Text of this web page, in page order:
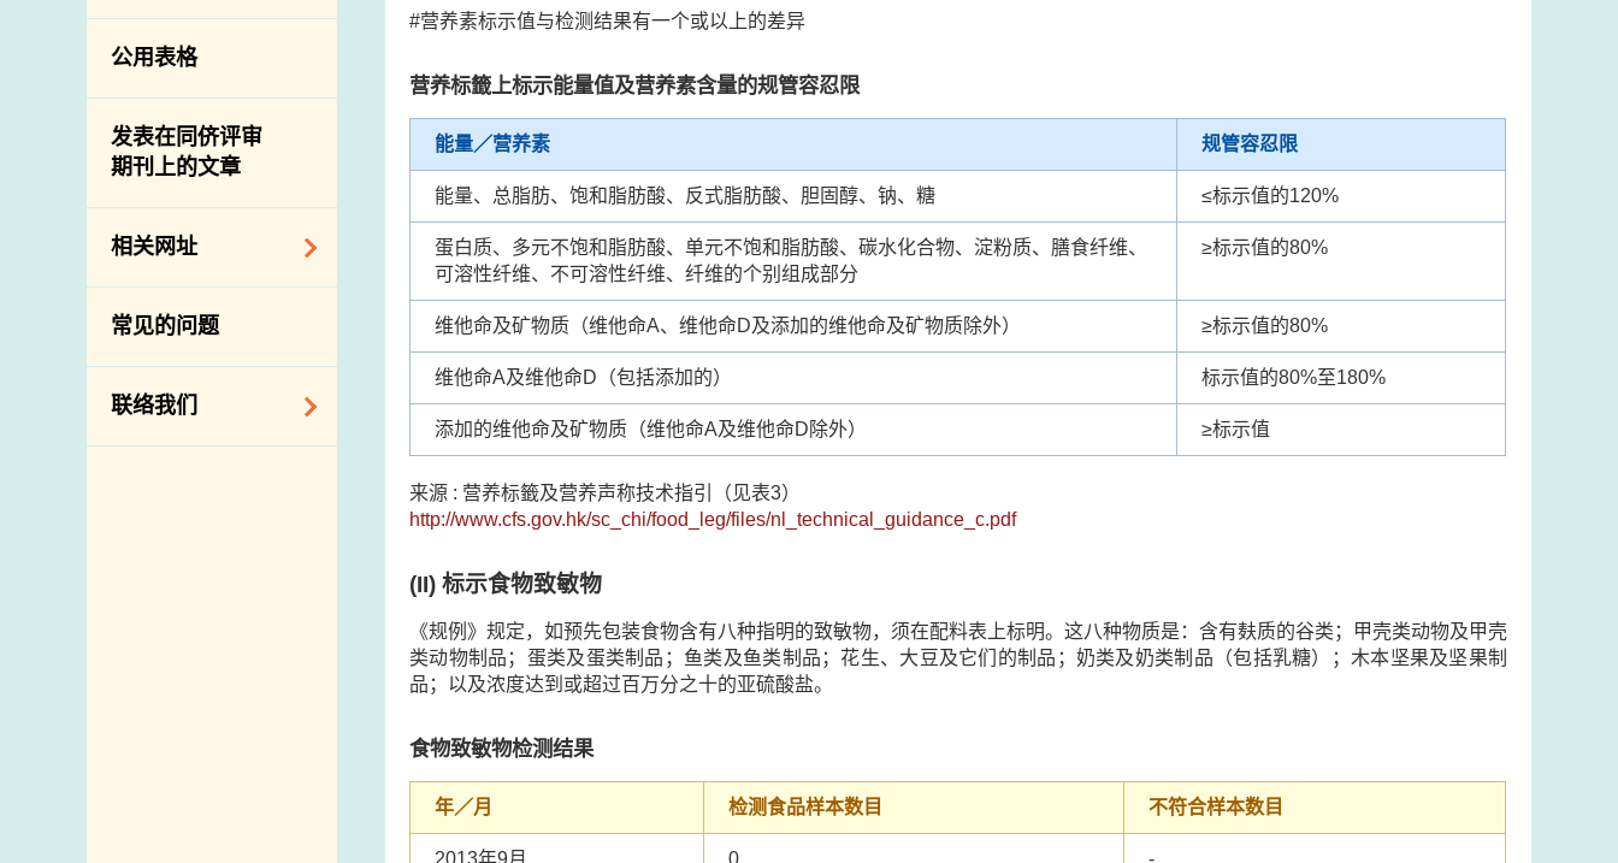
高风险食物
抗菌素耐药性
结果
屠房及肉类检验
项目及活动
资讯平台
下载
公开比赛
公用表格
发表在同侪评审
期刊上的文章
相关网址
相关政府部门／机
构
常见的问题
联络我们
#营养素标示值与检测结果有一个或以上的差异
营养标籤上标示能量值及营养素含量的规管容忍限
能量／营养素 规管容忍限
能量、总脂肪、饱和脂肪酸、反式脂肪酸、胆固醇、钠、糖 ≤标示值的120%
蛋白质、多元不饱和脂肪酸、单元不饱和脂肪酸、碳水化合物、淀粉质、膳食纤维、
可溶性纤维、不可溶性纤维、纤维的个别组成部分
≥标示值的80%
维他命及矿物质（维他命A、维他命D及添加的维他命及矿物质除外） ≥标示值的80%
维他命A及维他命D（包括添加的） 标示值的80%至180%
添加的维他命及矿物质（维他命A及维他命D除外） ≥标示值
来源 : 营养标籤及营养声称技术指引（见表3）
http://www.cfs.gov.hk/sc_chi/food_leg/files/nl_technical_guidance_c.pdf
(II) 标示食物致敏物
《规例》规定，如预先包装食物含有八种指明的致敏物，须在配料表上标明。这八种物质是：含有麸质的谷类；甲壳类动物及甲壳
类动物制品；蛋类及蛋类制品；鱼类及鱼类制品；花生、大豆及它们的制品；奶类及奶类制品（包括乳糖）；木本坚果及坚果制
品；以及浓度达到或超过百万分之十的亚硫酸盐。
食物致敏物检测结果
年／月 检测食品样本数目 不符合样本数目
2013年9月 0 -